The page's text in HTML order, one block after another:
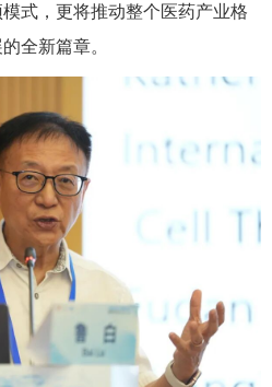
式，更将推动整个医药产业格
全新篇章。